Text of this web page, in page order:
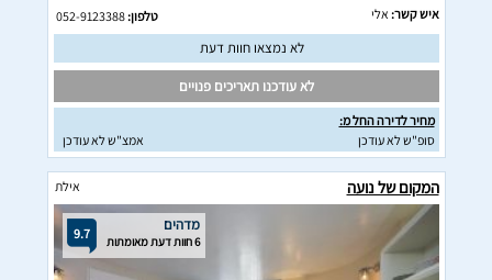
איש קשר: אלי טלפון:052-9123388
לא נמצאו חוות דעת
לא עודכנו תאריכים פנויים
מחיר לדירה החל מ:
סופ"ש לא עודכן
אמצ"ש לא עודכן
המקום של נועה אילת
9.7 מדהים
6 חוות דעת מאומתות